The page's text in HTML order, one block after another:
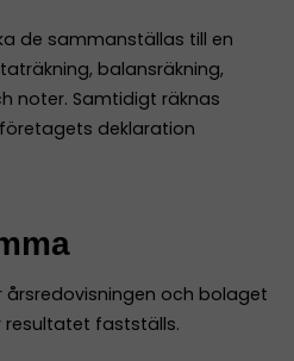
de sammanställas till en
balansräkning,
noter. Samtidigt räknas
deklaration
årsredovisningen och bolaget
fastställs.